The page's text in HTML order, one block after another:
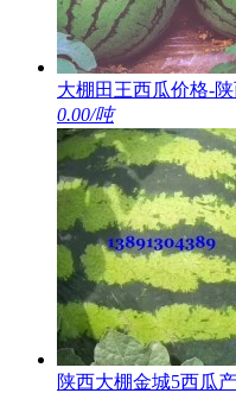
大棚田王西瓜价格-
0.00/吨
陕西大棚金城5西瓜